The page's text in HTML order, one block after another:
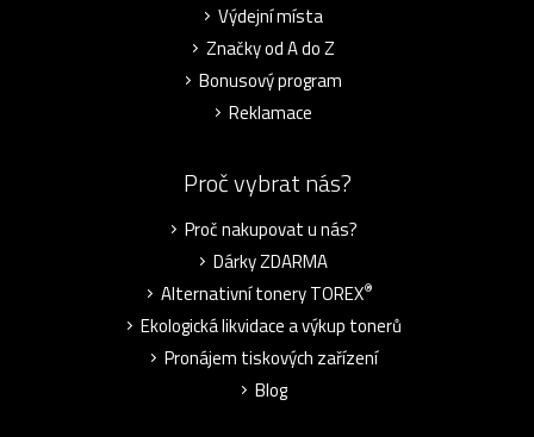
Výdejní místa
Značky od A do Z
Bonusový program
Reklamace
Proč vybrat nás?
Proč nakupovat u nás?
Dárky ZDARMA
Alternativní tonery TOREX®
Ekologická likvidace a výkup tonerů
Pronájem tiskových zařízení
Blog